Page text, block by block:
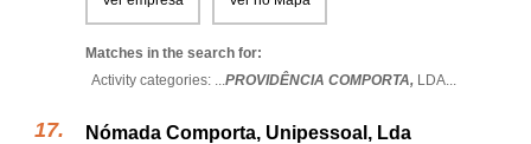
Matches in the search for:
Activity categories: ...PROVIDÊNCIA COMPORTA, LDA...
Nómada Comporta, Unipessoal, Lda